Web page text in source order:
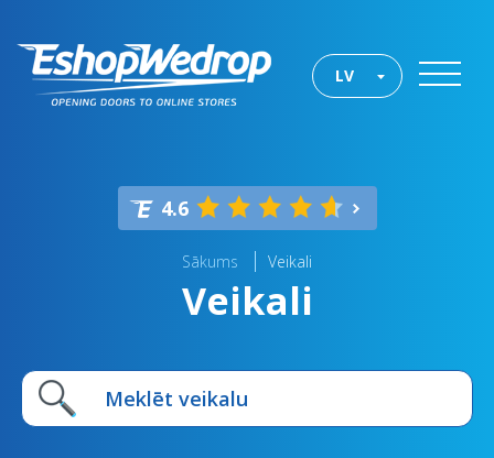
LV
4.6
Sākums Veikali
Veikali